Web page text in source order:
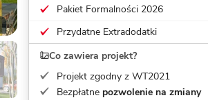
Pakiet Formalności 2026
Przydatne Extradodatki
Co zawiera projekt?
Projekt zgodny z WT2021
Bezpłatne pozwolenie na zmiany